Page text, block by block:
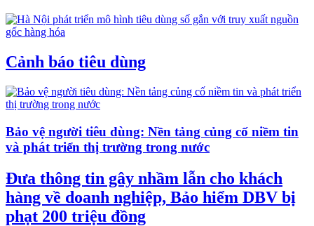
Cảnh báo tiêu dùng
Bảo vệ người tiêu dùng: Nền tảng củng cố niềm tin
và phát triển thị trường trong nước
Đưa thông tin gây nhầm lẫn cho khách
hàng về doanh nghiệp, Bảo hiểm DBV bị
phạt 200 triệu đồng